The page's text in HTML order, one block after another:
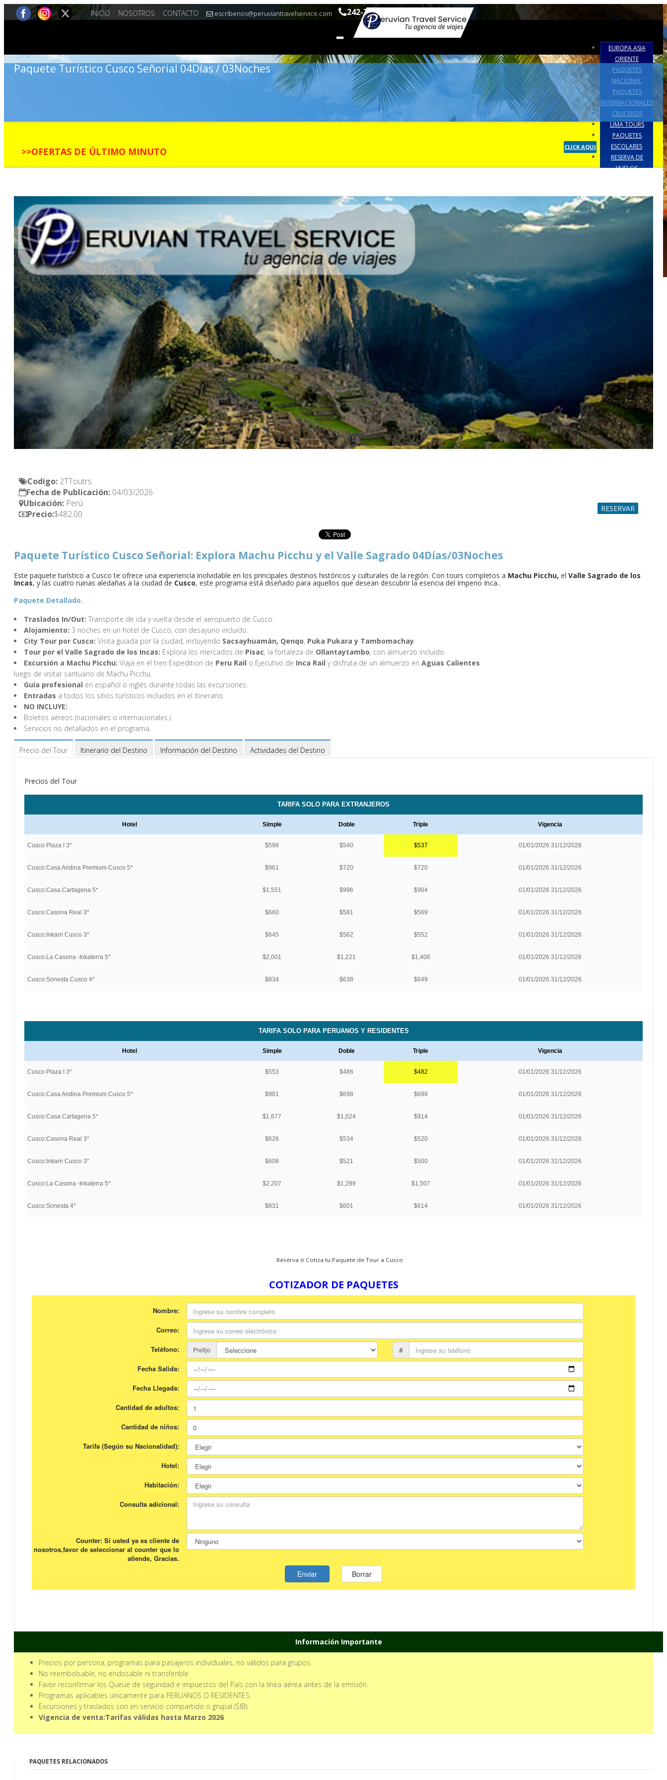
INICIO NOSOTROS CONTACTO escribenos@peruviantravelservice.com 242-7309 |990386973
EUROPA ASIA
ORIENTE
PAQUETES
NACIONAL
PAQUETES
INTERNACIONALES
CRUCEROS
LIMA TOURS
PAQUETES
ESCOLARES
RESERVA DE
VUELOS
Paquete Turístico Cusco Señorial 04Días / 03Noches
>>OFERTAS DE ÚLTIMO MINUTO CLICK AQUI
Codigo:
Fecha de Publicación:
Ubicación:
Precio:$482.00
RESERVAR
Paquete Turístico Cusco Señorial: Explora Machu Picchu y el Valle Sagrado 04Días/03Noches
Este paquete turístico a Cusco te ofrece una experiencia inolvidable en los principales destinos históricos y culturales de la región. Con tours completos a Machu Picchu, el Valle Sagrado de los
Incas, y las cuatro ruinas aledañas a la ciudad de Cusco, este programa está diseñado para aquellos que desean descubrir la esencia del Imperio Inca..
Paquete Detallado.
Traslados In/Out: Transporte de ida y vuelta desde el aeropuerto de Cusco.
Alojamiento: 3 noches en un hotel de Cusco, con desayuno incluido.
City Tour por Cusco: Visita guiada por la ciudad, incluyendo Sacsayhuamán, Qenqo, Puka Pukara y Tambomachay.
Tour por el Valle Sagrado de los Incas: Explora los mercados de Pisac, la fortaleza de Ollantaytambo, con almuerzo incluido.
Excursión a Machu Picchu: Viaja en el tren Expedition de Peru Rail o Ejecutivo de Inca Rail y disfruta de un almuerzo en Aguas Calientes
luego de visitar santuario de Machu Picchu.
Guía profesional en español o inglés durante todas las excursiones.
Entradas a todos los sitios turísticos incluidos en el itinerario.
NO INCLUYE:
Boletos aéreos (nacionales o internacionales.)
Servicios no detallados en el programa.
Precio del Tour Itinerario del Destino Información del Destino Actividades del Destino
Precios del Tour
Reserva ó Cotiza tu Paquete de Tour a Cusco
COTIZADOR DE PAQUETES
Información Importante
Precios por persona, programas para pasajeros individuales, no válidos para grupos.
No reembolsable, no endosable ni transferible.
Favor reconfirmar los Queue de seguridad e impuestos del País con la línea aérea antes de la emisión.
Programas aplicables únicamente para PERUANOS O RESIDENTES.
Excursiones y traslados son en servicio compartido o grupal (SIB).
Vigencia de venta:Tarifas válidas hasta Marzo 2026.
PAQUETES RELACIONADOS